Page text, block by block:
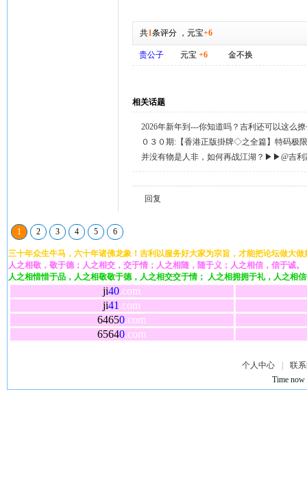
共1条评分， 元宝+6
贵公子 元宝 +6 金不换
相关话题
2026年新年到---你知道吗？吉利还可以这么
天天送58元宝，只需签到就有。
０３０期:【香港正版掛牌◇之全篇】特码极
整正版◇综合资料】←已更新.
并没有物是人非，如何再战江湖？▶▶@吉利
回复留言◀◀
回复
1 2 3 4 5 6
三十年众生牛马，六十年诸佛龙象！吉利以服务好大家为宗旨，才能把论坛做大做
人之相敬，敬于德；人之相交，交于情；人之相随，随于义；人之相信，信于诚。
人之相惜惜于品，人之相敬敬于德，人之相交交于情； 人之相拥拥于礼，人之相
ji40.com
ji41 .com
64650.com
65640.com
个人中心
联
Time now